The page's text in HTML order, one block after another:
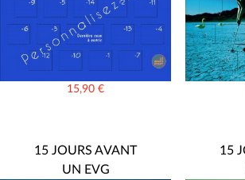
15,90€
15 JOURS AVANT
UN EVG
15